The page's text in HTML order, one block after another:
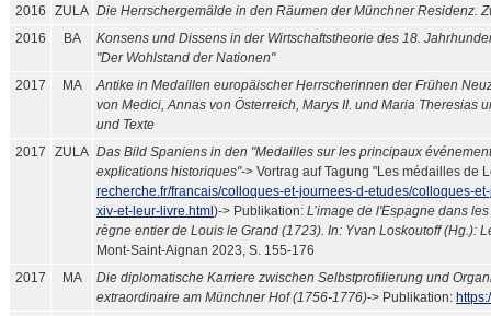
2016
ZULA Die Herrschergemälde in den Räumen der Münchner Residenz.
2016
BA
Konsens und Dissens in der Wirtschaftstheorie des 18.
"Der Wohlstand der Nationen"
2017
MA
Antike in Medaillen europäischer Herrscherinnen der Frühen
von Medici, Annas von Österreich, Marys II. und Maria Theresias
und Texte
2017
ZULA Das Bild Spaniens in den "Medailles sur les principaux
explications historiques"-> Vortrag auf Tagung "Les médailles de
recherche.fr/francais/colloques-et-journees-d-etudes/colloques-
xiv-et-leur-livre.html )-> Publikation: L’image de l'Espagne dans
règne entier de Louis le Grand (1723). In: Yvan Loskoutoff (Hg.):
Mont-Saint-Aignan 2023, S. 155-176
2017
MA
Die diplomatische Karriere zwischen Selbstprofilierung und
extraordinaire am Münchner Hof (1756-1776)-> Publikation: